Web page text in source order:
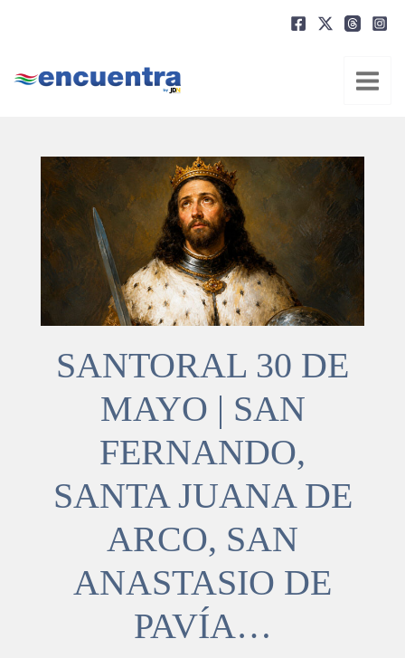
SANTORAL 30 DE
MAYO | SAN
FERNANDO,
SANTA JUANA DE
ARCO, SAN
ANASTASIO DE
PAVÍA…